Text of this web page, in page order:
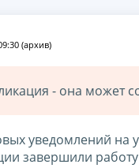
(архив)
- она может
уведомлений на
завершили